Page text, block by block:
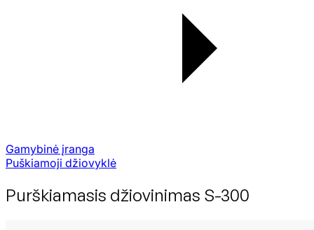
Gamybinė įranga
Puškiamoji džiovyklė
Purškiamasis džiovinimas S-300